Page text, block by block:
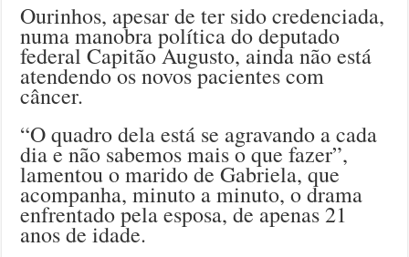
Ourinhos, apesar de ter sido credenciada,
numa manobra política do deputado
federal Capitão Augusto, ainda não está
atendendo os novos pacientes com
câncer.
“O quadro dela está se agravando a cada
dia e não sabemos mais o que fazer”,
lamentou o marido de Gabriela, que
acompanha, minuto a minuto, o drama
enfrentado pela esposa, de apenas 21
anos de idade.